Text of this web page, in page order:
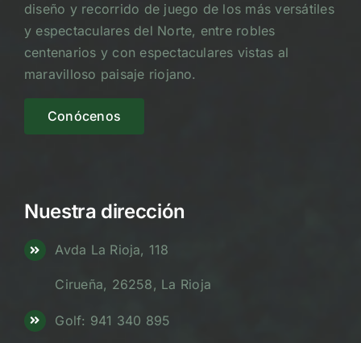
diseño y recorrido de juego de los más versátiles
y espectaculares del Norte, entre robles
centenarios y con espectaculares vistas al
maravilloso paisaje riojano.
Conócenos
Nuestra dirección
Avda La Rioja, 118
Cirueña, 26258, La Rioja
Golf: 941 340 895